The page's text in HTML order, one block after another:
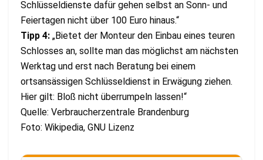
Schlüsseldienste dafür gehen selbst an Sonn- und
Feiertagen nicht über 100 Euro hinaus.“
Tipp 4: „Bietet der Monteur den Einbau eines teuren
Schlosses an, sollte man das möglichst am nächsten
Werktag und erst nach Beratung bei einem
ortsansässigen Schlüsseldienst in Erwägung ziehen.
Hier gilt: Bloß nicht überrumpeln lassen!“
Quelle: Verbraucherzentrale Brandenburg
Foto: Wikipedia, GNU Lizenz